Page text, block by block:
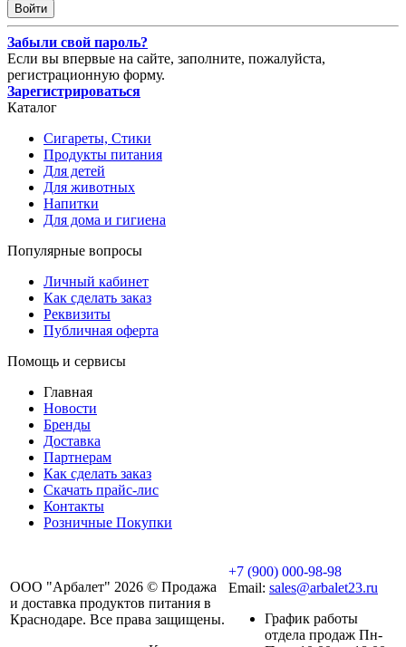
Забыли свой пароль?
Если вы впервые на сайте, заполните, пожалуйста,
регистрационную форму.
Зарегистрироваться
Каталог
Сигареты, Стики
Продукты питания
Для детей
Для животных
Напитки
Для дома и гигиена
Популярные вопросы
Личный кабинет
Как сделать заказ
Реквизиты
Публичная оферта
Помощь и сервисы
Главная
Новости
Бренды
Доставка
Партнерам
Как сделать заказ
Скачать прайс-лис
Контакты
Розничные Покупки
ООО "Арбалет" 2026 © Продажа
и доставка продуктов питания в
Краснодаре. Все права защищены.
+7 (900) 000-98-98
Email: sales@arbalet23.ru
График работы
отдела продаж Пн-